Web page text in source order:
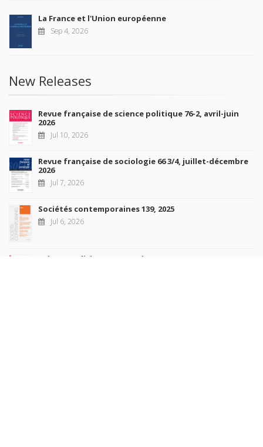
La France et l'Union européenne
Sep 4, 2026
New Releases
Revue française de science politique 76-2, avril-juin
2026
Jul 10, 2026
Revue française de sociologie 66 3/4, juillet-décembre
2026
Jul 7, 2026
Sociétés contemporaines 139, 2025
Jul 6, 2026
Raisons politiques 102, mai 2026